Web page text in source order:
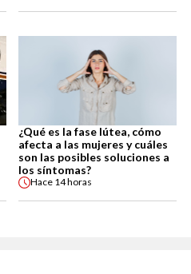
¿Qué es la fase lútea, cómo
afecta a las mujeres y cuáles
son las posibles soluciones a
los síntomas?
Hace 14 horas